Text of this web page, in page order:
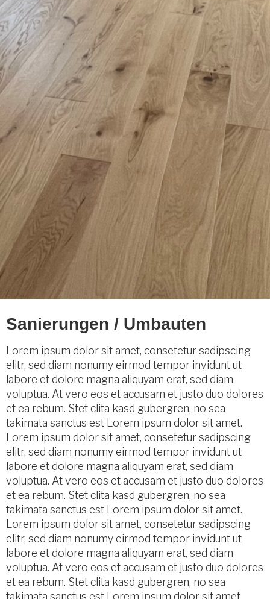
Sanierungen / Umbauten
Lorem ipsum dolor sit amet, consetetur sadipscing
elitr, sed diam nonumy eirmod tempor invidunt ut
labore et dolore magna aliquyam erat, sed diam
voluptua. At vero eos et accusam et justo duo dolores
et ea rebum. Stet clita kasd gubergren, no sea
takimata sanctus est Lorem ipsum dolor sit amet.
Lorem ipsum dolor sit amet, consetetur sadipscing
elitr, sed diam nonumy eirmod tempor invidunt ut
labore et dolore magna aliquyam erat, sed diam
voluptua. At vero eos et accusam et justo duo dolores
et ea rebum. Stet clita kasd gubergren, no sea
takimata sanctus est Lorem ipsum dolor sit amet.
Lorem ipsum dolor sit amet, consetetur sadipscing
elitr, sed diam nonumy eirmod tempor invidunt ut
labore et dolore magna aliquyam erat, sed diam
voluptua. At vero eos et accusam et justo duo dolores
et ea rebum. Stet clita kasd gubergren, no sea
takimata sanctus est Lorem ipsum dolor sit amet.